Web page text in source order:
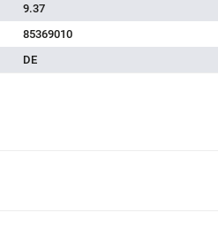
9.37
85369010
DE